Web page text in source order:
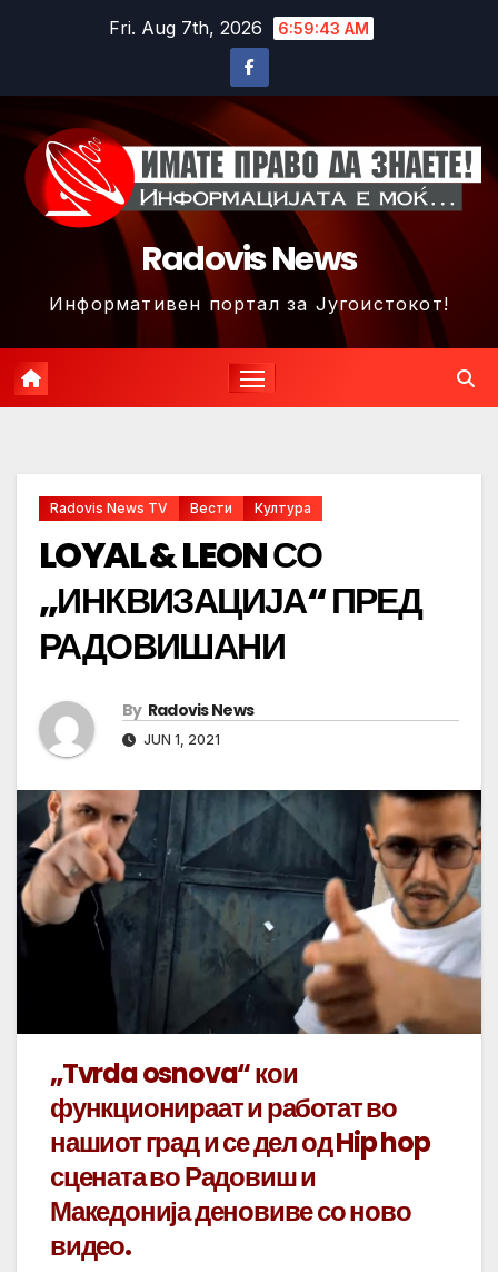
Fri. Aug 7th, 2026 6:59:46 AM
Radovis News
Информативен портал за Југоистокот!
Radovis News TV Вести Култура
LOYAL & LEON СО
„ИНКВИЗАЦИЈА“ ПРЕД
РАДОВИШАНИ
By Radovis News
JUN 1, 2021
„Tvrda osnova“ кои
функционираат и работат во
нашиот град и се дел од Hip hop
сцената во Радовиш и
Македонија деновиве со ново
видео.